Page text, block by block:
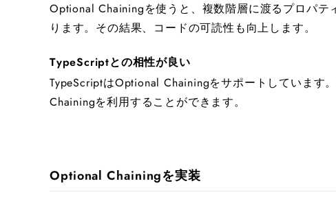
Optional Chainingを使うと、複数階層に渡るプロパ
ります。その結果、コードの可読性も向上します。
TypeScriptとの相性が良い
TypeScriptはOptional Chainingをサポートしています
Chainingを利用することができます。
Optional Chainingを実装